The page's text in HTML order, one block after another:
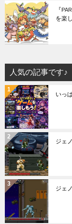
『
を楽
人気の記事です♪
いっ
ジェ
ジェ